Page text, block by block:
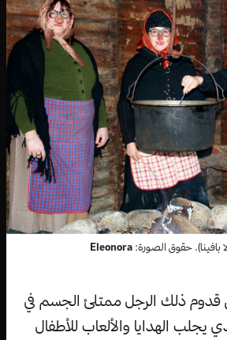
بافينا). حقوق الصورة: Eleonora
ذلك الرجل ممتلئ الجسم في
يجلب الهدايا والألعاب للأطفال